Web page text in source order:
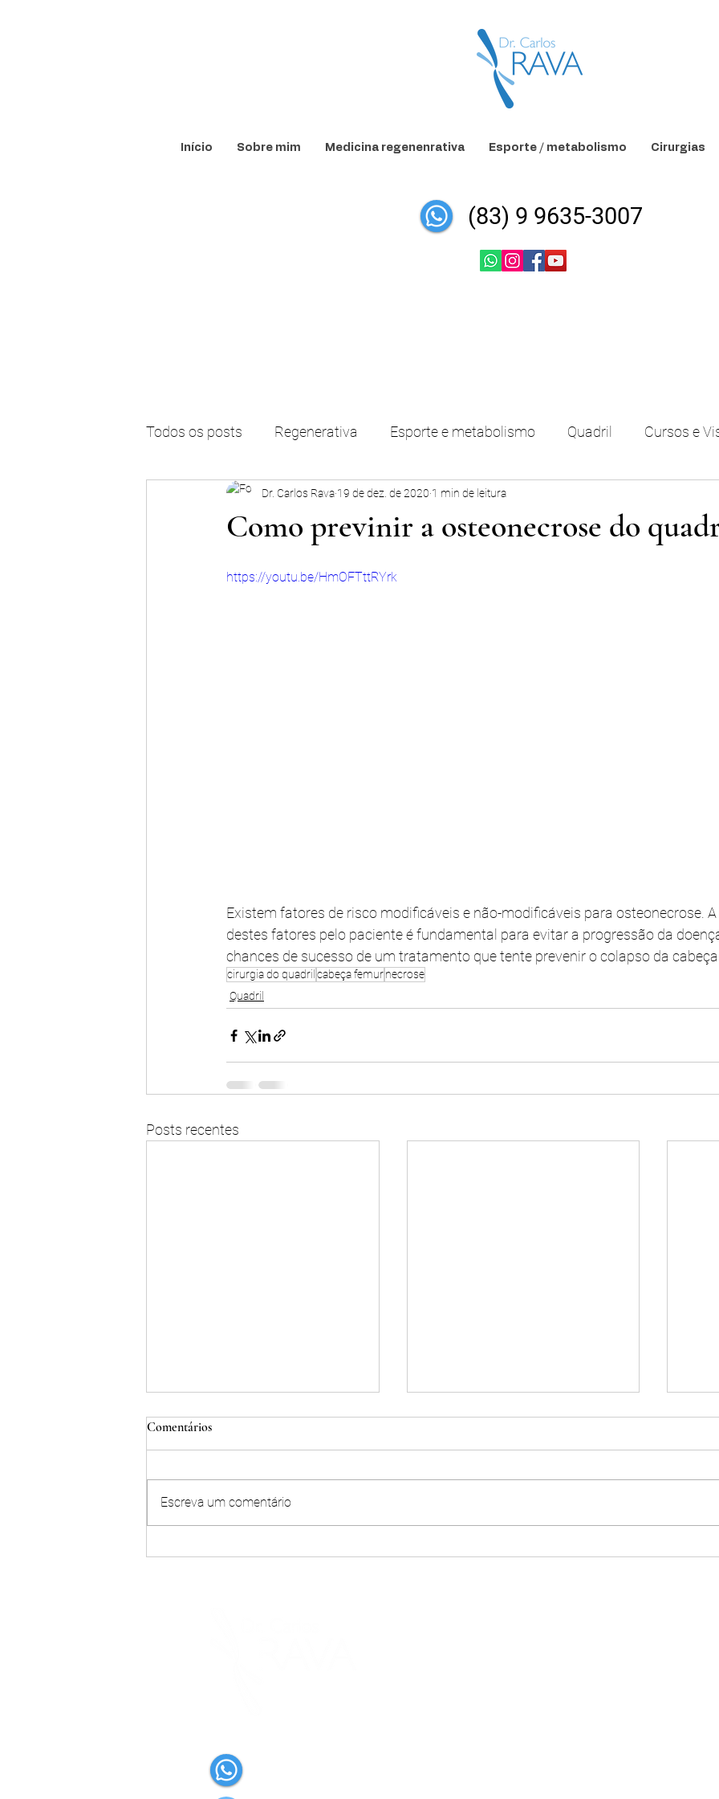
Início Sobre mim Medicina regenenrativa Esporte / metabolismo Cirurgias
(83) 9 9635-3007
Todos os posts Regenerativa Esporte e metabolismo Quadril Cursos e
Como previnir a osteonecrose do
Dr. Carlos Rava 19 de dez. de 2020 1 min de leitura
https://youtu.be/HmOFTttRYrk
Existem fatores de risco modificáveis e não-modificáveis para osteonecrose.
destes fatores pelo paciente é fundamental para evitar a progressão da
chances de sucesso de um tratamento que tente prevenir o colapso da
cirurgia do quadril cabeça femurnecrose
Quadril
Posts recentes
Comentários
Escreva um comentário